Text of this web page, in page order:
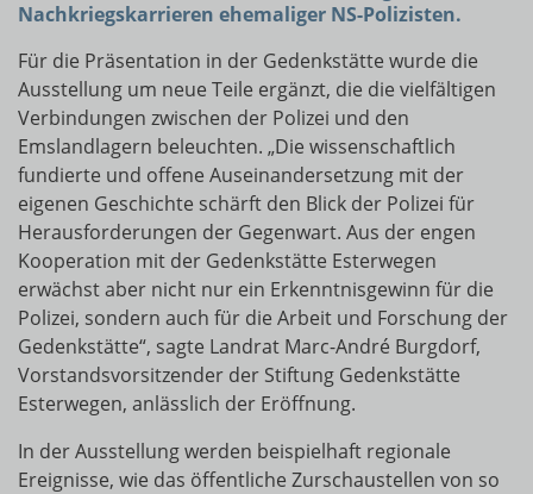
Nachkriegskarrieren ehemaliger NS-Polizisten.
Für die Präsentation in der Gedenkstätte wurde die
Ausstellung um neue Teile ergänzt, die die vielfältigen
Verbindungen zwischen der Polizei und den
Emslandlagern beleuchten. „Die wissenschaftlich
fundierte und offene Auseinandersetzung mit der
eigenen Geschichte schärft den Blick der Polizei für
Herausforderungen der Gegenwart. Aus der engen
Kooperation mit der Gedenkstätte Esterwegen
erwächst aber nicht nur ein Erkenntnisgewinn für die
Polizei, sondern auch für die Arbeit und Forschung der
Gedenkstätte“, sagte Landrat Marc-André Burgdorf,
Vorstandsvorsitzender der Stiftung Gedenkstätte
Esterwegen, anlässlich der Eröffnung.
In der Ausstellung werden beispielhaft regionale
Ereignisse, wie das öffentliche Zurschaustellen von so